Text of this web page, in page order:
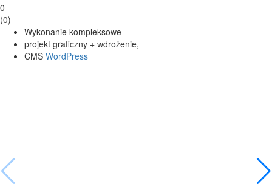
0
(0)
Wykonanie kompleksowe
projekt graficzny + wdrożenie,
CMS WordPress